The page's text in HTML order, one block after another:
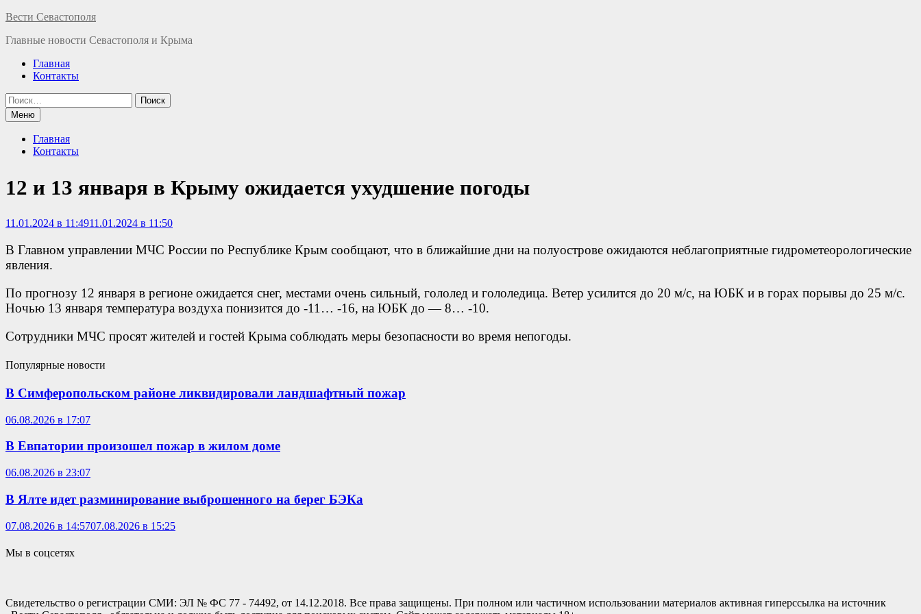
Перейти
содержимому
Вести Севастополя
Главные новости Севастополя и Крыма
Главная
Контакты
Найти:
Меню
Главная
Контакты
12 и 13 января в Крыму ожидается ухудшение погоды
11.01.2024 в 11:4911.01.2024 в 11:50
В Главном управлении МЧС России по Республике Крым сообщают, что в ближайшие дни на полуострове ожидаются неблагоприятные гидрометеорологические
явления.
По прогнозу 12 января в регионе ожидается снег, местами очень сильный, гололед и гололедица. Ветер усилится до 20 м/с, на ЮБК и в горах порывы до 25 м/с.
Ночью 13 января температура воздуха понизится до -11… -16, на ЮБК до — 8… -10.
Сотрудники МЧС просят жителей и гостей Крыма соблюдать меры безопасности во время непогоды.
Популярные новости
В Симферопольском районе ликвидировали ландшафтный пожар
06.08.2026 в 17:07
В Евпатории произошел пожар в жилом доме
06.08.2026 в 23:07
В Ялте идет разминирование выброшенного на берег БЭКа
07.08.2026 в 14:5707.08.2026 в 15:25
Мы в соцсетях
Свидетельство о регистрации СМИ: ЭЛ № ФС 77 - 74492, от 14.12.2018. Все права защищены. При полном или частичном использовании материалов активная гиперссылка на источник